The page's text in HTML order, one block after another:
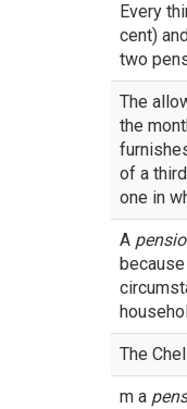
Every
cent)
two
The
the
of a
one in
A
The
m a